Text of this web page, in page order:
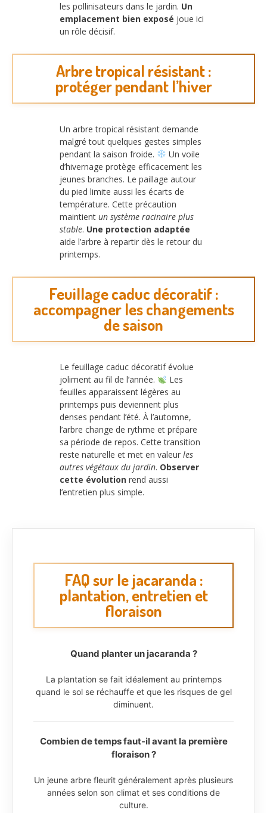
les pollinisateurs dans le jardin. Un
emplacement bien exposé joue ici
un rôle décisif.
Arbre tropical résistant :
protéger pendant l’hiver
Un arbre tropical résistant demande
malgré tout quelques gestes simples
pendant la saison froide.
Un voile
d’hivernage protège efficacement les
jeunes branches. Le paillage autour
du pied limite aussi les écarts de
température. Cette précaution
maintient un système racinaire plus
stable. Une protection adaptée
aide l’arbre à repartir dès le retour du
printemps.
Feuillage caduc décoratif :
accompagner les changements
de saison
Le feuillage caduc décoratif évolue
joliment au fil de l’année.
Les
feuilles apparaissent légères au
printemps puis deviennent plus
denses pendant l’été. À l’automne,
l’arbre change de rythme et prépare
sa période de repos. Cette transition
reste naturelle et met en valeur les
autres végétaux du jardin. Observer
cette évolution rend aussi
l’entretien plus simple.
FAQ sur le jacaranda :
plantation, entretien et
floraison
Quand planter un jacaranda ?
La plantation se fait idéalement au printemps
quand le sol se réchauffe et que les risques de gel
diminuent.
Combien de temps faut-il avant la première
floraison ?
Un jeune arbre fleurit généralement après plusieurs
années selon son climat et ses conditions de
culture.